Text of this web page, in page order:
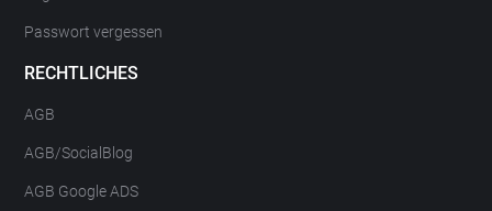
Passwort vergessen
RECHTLICHES
AGB
AGB/SocialBlog
AGB Google ADS